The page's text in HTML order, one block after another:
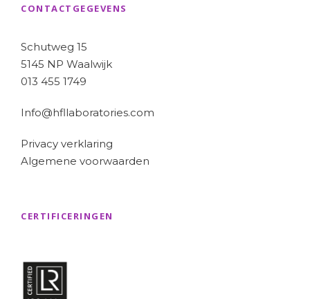
CONTACTGEGEVENS
Schutweg 15
5145 NP Waalwijk
013 455 1749
Info@hfllaboratories.com
Privacy verklaring
Algemene voorwaarden
CERTIFICERINGEN